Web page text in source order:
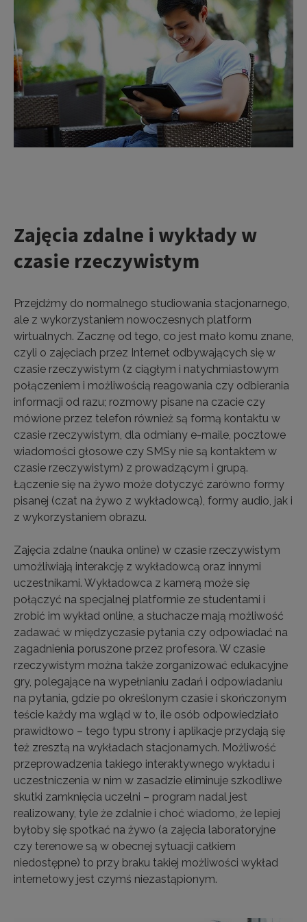
Zajęcia zdalne i wykłady w
czasie rzeczywistym
Przejdźmy do normalnego studiowania stacjonarnego,
ale z wykorzystaniem nowoczesnych platform
wirtualnych. Zacznę od tego, co jest mało komu znane,
czyli o zajęciach przez Internet odbywających się w
czasie rzeczywistym (z ciągłym i natychmiastowym
połączeniem i możliwością reagowania czy odbierania
informacji od razu; rozmowy pisane na czacie czy
mówione przez telefon również są formą kontaktu w
czasie rzeczywistym, dla odmiany e-maile, pocztowe
wiadomości głosowe czy SMSy nie są kontaktem w
czasie rzeczywistym) z prowadzącym i grupą.
Łączenie się na żywo może dotyczyć zarówno formy
pisanej (czat na żywo z wykładowcą), formy audio, jak i
z wykorzystaniem obrazu.
Zajęcia zdalne (nauka online) w czasie rzeczywistym
umożliwiają interakcję z wykładowcą oraz innymi
uczestnikami. Wykładowca z kamerą może się
połączyć na specjalnej platformie ze studentami i
zrobić im wykład online, a słuchacze mają możliwość
zadawać w międzyczasie pytania czy odpowiadać na
zagadnienia poruszone przez profesora. W czasie
rzeczywistym można także zorganizować edukacyjne
gry, polegające na wypełnianiu zadań i odpowiadaniu
na pytania, gdzie po określonym czasie i skończonym
teście każdy ma wgląd w to, ile osób odpowiedziało
prawidłowo – tego typu strony i aplikacje przydają się
też zresztą na wykładach stacjonarnych. Możliwość
przeprowadzenia takiego interaktywnego wykładu i
uczestniczenia w nim w zasadzie eliminuje szkodliwe
skutki zamknięcia uczelni – program nadal jest
realizowany, tyle że zdalnie i choć wiadomo, że lepiej
byłoby się spotkać na żywo (a zajęcia laboratoryjne
czy terenowe są w obecnej sytuacji całkiem
niedostępne) to przy braku takiej możliwości wykład
internetowy jest czymś niezastąpionym.